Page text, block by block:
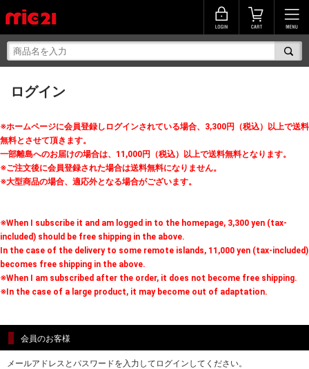
ログイン
※ホームページに会員登録しログインされている場合、3,300円（税込）以上で送料
無料とさせて頂きます。
一部離島へのお届けの場合は、11,000円（税込）以上で送料無料となります。
※ご注文後に会員登録された場合は送料無料になりません。
※大型商品の場合、適応外となる場合がございます。
※When I subscribe it and am logged in to the homepage, 3,300 yen (tax-
included) should be free shipping in the above.
In the case of the delivery to some remote islands, 11,000 yen (tax-included)
becomes free shipping in the above.
※When I am subscribed after the order, it does not become free shipping.
※In the case of a large product, it may become out of adaptation.
会員のお客様
メールアドレスとパスワードを入力してログインしてください。